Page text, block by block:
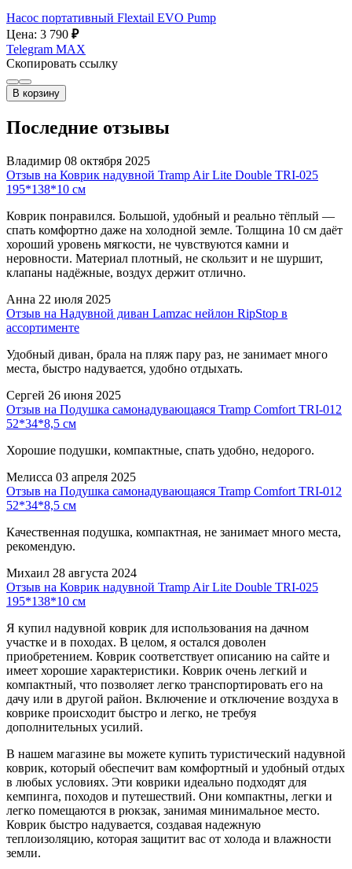
Насос портативный Flextail EVO Pump
Цена: 3 790 ₽
Telegram MAX
Скопировать ссылку
В корзину
Последние отзывы
Владимир 08 октября 2025
Отзыв на Коврик надувной Tramp Air Lite Double TRI-025
195*138*10 см
Коврик понравился. Большой, удобный и реально тёплый —
спать комфортно даже на холодной земле. Толщина 10 см даёт
хороший уровень мягкости, не чувствуются камни и
неровности. Материал плотный, не скользит и не шуршит,
клапаны надёжные, воздух держит отлично.
Анна 22 июля 2025
Отзыв на Надувной диван Lamzac нейлон RipStop в
ассортименте
Удобный диван, брала на пляж пару раз, не занимает много
места, быстро надувается, удобно отдыхать.
Сергей 26 июня 2025
Отзыв на Подушка самонадувающаяся Tramp Comfort TRI-012
52*34*8,5 см
Хорошие подушки, компактные, спать удобно, недорого.
Мелисса 03 апреля 2025
Отзыв на Подушка самонадувающаяся Tramp Comfort TRI-012
52*34*8,5 см
Качественная подушка, компактная, не занимает много места,
рекомендую.
Михаил 28 августа 2024
Отзыв на Коврик надувной Tramp Air Lite Double TRI-025
195*138*10 см
Я купил надувной коврик для использования на дачном
участке и в походах. В целом, я остался доволен
приобретением. Коврик соответствует описанию на сайте и
имеет хорошие характеристики. Коврик очень легкий и
компактный, что позволяет легко транспортировать его на
дачу или в другой район. Включение и отключение воздуха в
коврике происходит быстро и легко, не требуя
дополнительных усилий.
В нашем магазине вы можете купить туристический надувной
коврик, который обеспечит вам комфортный и удобный отдых
в любых условиях. Эти коврики идеально подходят для
кемпинга, походов и путешествий. Они компактны, легки и
легко помещаются в рюкзак, занимая минимальное место.
Коврик быстро надувается, создавая надежную
теплоизоляцию, которая защитит вас от холода и влажности
земли.